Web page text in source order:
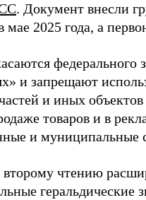
. Документ внесли
мае 2025 года, а
федерального
и запрещают
и иных
товаров и в
и
чтению
геральдические